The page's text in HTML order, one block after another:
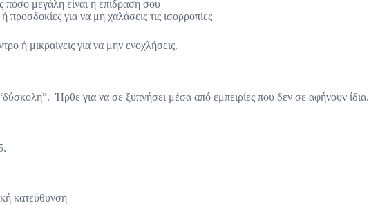
πόσο μεγάλη είναι η επίδρασή σου
για να μη χαλάσεις τις ισορροπίες
ή μικραίνεις για να μην ενοχλήσεις.
Ήρθε για να σε ξυπνήσει μέσα από εμπειρίες που δεν σε αφήνουν ίδια.
κατεύθυνση